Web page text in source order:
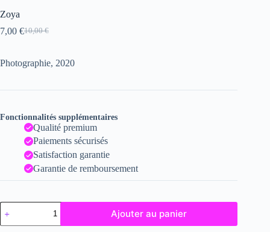
Zoya
10,00€
Le
était :
7,00 €Le
est :
Photographie, 2020
Fonctionnalités supplémentaires
Qualité premium
Paiements sécurisés
Satisfaction garantie
Garantie de remboursement
quantité
de
Zoya
Ajouter au panier